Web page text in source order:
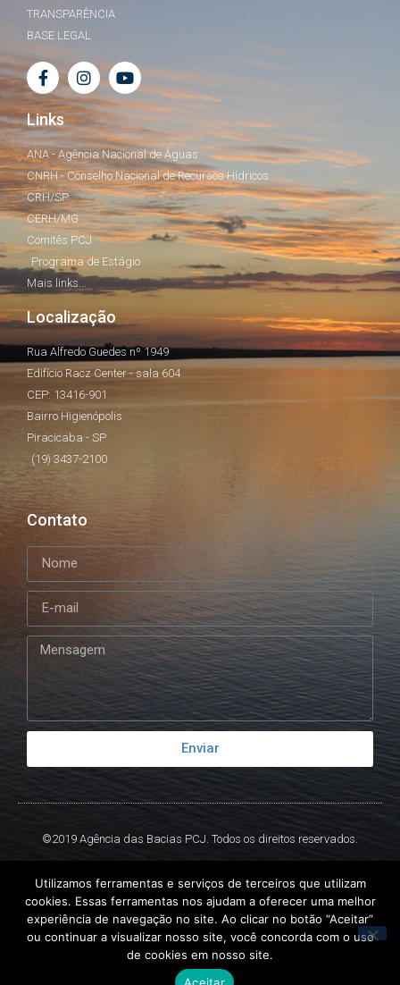
TRANSPARÊNCIA
BASE LEGAL
Links
ANA - Agência Nacional de Águas
CNRH - Conselho Nacional de Recursos Hídricos
CRH/SP
CERH/MG
Comitês PCJ
Programa de Estágio
Mais links...
Localização
Rua Alfredo Guedes nº 1949
Edifício Racz Center - sala 604
CEP: 13416-901
Bairro Higienópolis
Piracicaba - SP
(19) 3437-2100
Contato
Enviar
©2019 Agência das Bacias PCJ. Todos os direitos reservados.
Utilizamos ferramentas e serviços de terceiros que utilizam
cookies. Essas ferramentas nos ajudam a oferecer uma melhor
experiência de navegação no site. Ao clicar no botão “Aceitar”
ou continuar a visualizar nosso site, você concorda com o uso
de cookies em nosso site.
Aceitar